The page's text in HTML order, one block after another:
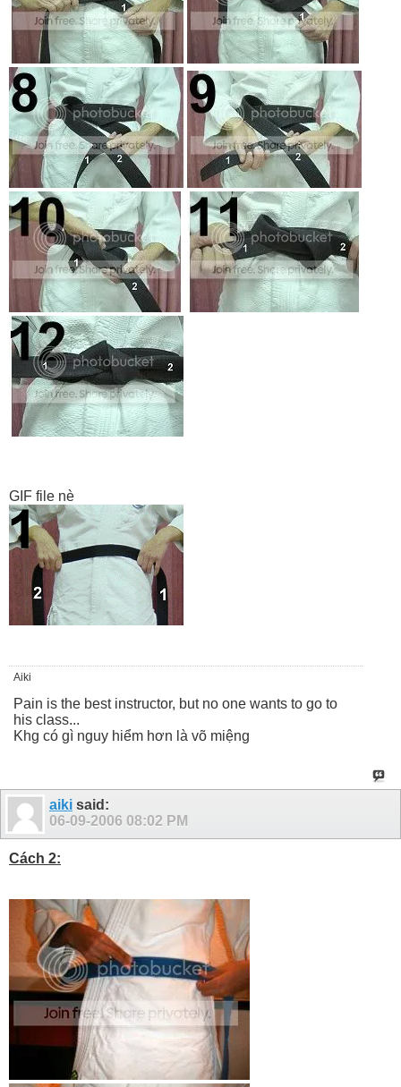
GIF file nè
Aiki
Pain is the best instructor, but no one wants to go to
his class...
Khg có gì nguy hiểm hơn là võ miệng
aiki said:
06-09-2006 08:02 PM
Cách 2: